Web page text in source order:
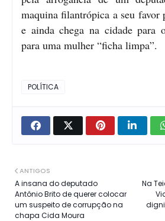
maquina filantrópica a seu favor
e ainda chega na cidade para
para uma mulher “ficha limpa”.
POLÍTICA
Na
ANTIGOS
A insana do deputado
Antônio Brito de querer colocar
um suspeito de corrupção na
chapa Cida Moura